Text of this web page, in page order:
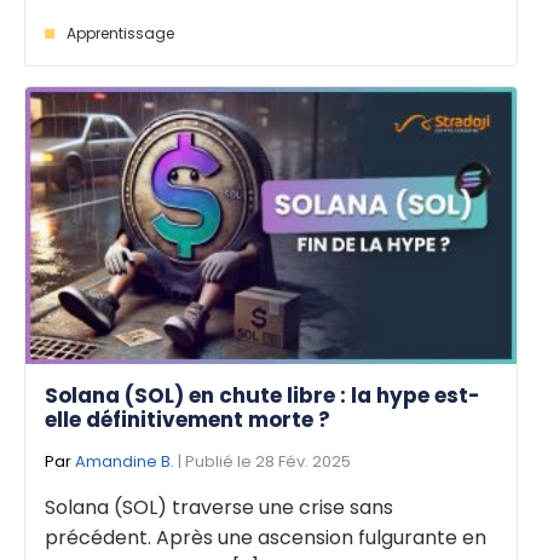
Apprentissage
Solana (SOL) en chute libre : la hype est-
elle définitivement morte ?
ParAmandine B. | Publié le 28 Fév. 2025
Solana (SOL) traverse une crise sans
précédent. Après une ascension fulgurante en